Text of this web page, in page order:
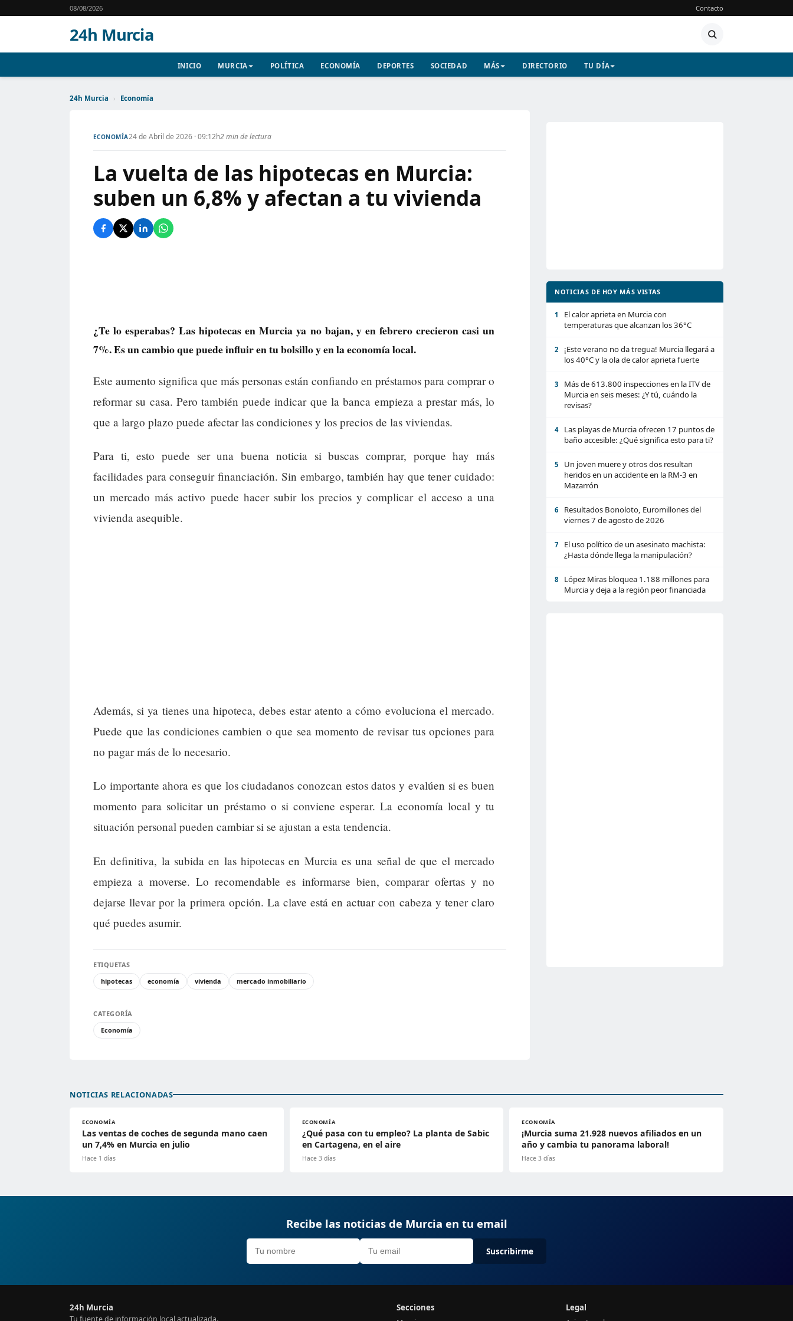
08/08/2026 Contacto
24h Murcia
INICIO MURCIA POLÍTICA ECONOMÍA DEPORTES SOCIEDAD MÁS DIRECTORIO TU DÍA
24h Murcia › Economía
ECONOMÍA24 de Abril de 2026 · 09:12h2 min de lectura
La vuelta de las hipotecas en Murcia:
suben un 6,8% y afectan a tu vivienda
¿Te lo esperabas? Las hipotecas en Murcia ya no bajan, y en febrero crecieron casi un
7%. Es un cambio que puede influir en tu bolsillo y en la economía local.
Este aumento significa que más personas están confiando en préstamos para comprar o
reformar su casa. Pero también puede indicar que la banca empieza a prestar más, lo
que a largo plazo puede afectar las condiciones y los precios de las viviendas.
Para ti, esto puede ser una buena noticia si buscas comprar, porque hay más
facilidades para conseguir financiación. Sin embargo, también hay que tener cuidado:
un mercado más activo puede hacer subir los precios y complicar el acceso a una
vivienda asequible.
Además, si ya tienes una hipoteca, debes estar atento a cómo evoluciona el mercado.
Puede que las condiciones cambien o que sea momento de revisar tus opciones para
no pagar más de lo necesario.
Lo importante ahora es que los ciudadanos conozcan estos datos y evalúen si es buen
momento para solicitar un préstamo o si conviene esperar. La economía local y tu
situación personal pueden cambiar si se ajustan a esta tendencia.
En definitiva, la subida en las hipotecas en Murcia es una señal de que el mercado
empieza a moverse. Lo recomendable es informarse bien, comparar ofertas y no
dejarse llevar por la primera opción. La clave está en actuar con cabeza y tener claro
qué puedes asumir.
ETIQUETAS
hipotecas
economía vivienda mercado inmobiliario
CATEGORÍA
Economía
NOTICIAS DE HOY MÁS VISTAS
1
El calor aprieta en Murcia con
temperaturas que alcanzan los 36°C
2
¡Este verano no da tregua! Murcia llegará a
los 40°C y la ola de calor aprieta fuerte
3
Más de 613.800 inspecciones en la ITV de
Murcia en seis meses: ¿Y tú, cuándo la
revisas?
4
Las playas de Murcia ofrecen 17 puntos de
baño accesible: ¿Qué significa esto para ti?
5
Un joven muere y otros dos resultan
heridos en un accidente en la RM-3 en
Mazarrón
6
Resultados Bonoloto, Euromillones del
viernes 7 de agosto de 2026
7
El uso político de un asesinato machista:
¿Hasta dónde llega la manipulación?
8
López Miras bloquea 1.188 millones para
Murcia y deja a la región peor financiada
NOTICIAS RELACIONADAS
ECONOMÍA
Las ventas de coches de segunda mano caen
un 7,4% en Murcia en julio
Hace 1 días
ECONOMÍA
¿Qué pasa con tu empleo? La planta de Sabic
en Cartagena, en el aire
Hace 3 días
ECONOMÍA
¡Murcia suma 21.928 nuevos afiliados en un
año y cambia tu panorama laboral!
Hace 3 días
Recibe las noticias de Murcia en tu email
Suscribirme
24h Murcia
Tu fuente de información local actualizada.
Secciones Legal